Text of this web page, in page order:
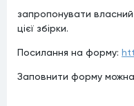
запропонувати
цієї збірки.
Посилання на форму:
Заповнити форму